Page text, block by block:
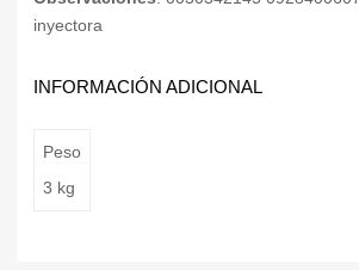
inyectora
INFORMACIÓN ADICIONAL
Peso
3 kg